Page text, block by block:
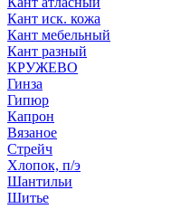
Кант иск. кожа
Кант мебельный
Кант разный
КРУЖЕВО
Гинза
Гипюр
Капрон
Вязаное
Стрейч
Хлопок, п/э
Шантильи
Шитье